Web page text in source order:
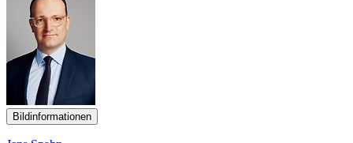
Bildinformationen